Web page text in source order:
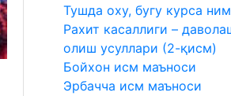
Тушда оху, бугу курса
Рахит касаллиги –
олиш усуллари (2-қисм)
Бойхон исм маъноси
Эрбачча исм маъноси